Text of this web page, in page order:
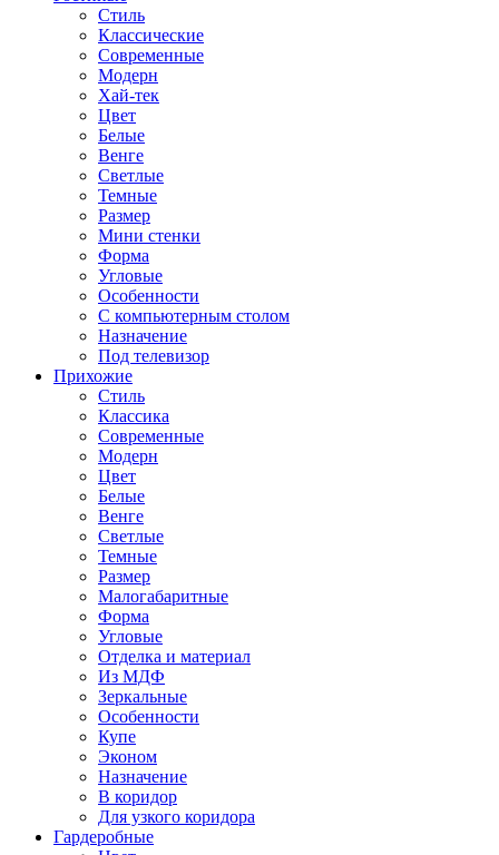
Стиль
Классические
Современные
Модерн
Хай-тек
Цвет
Белые
Венге
Светлые
Темные
Размер
Мини стенки
Форма
Угловые
Особенности
С компьютерным столом
Назначение
Под телевизор
Прихожие
Стиль
Классика
Современные
Модерн
Цвет
Белые
Венге
Светлые
Темные
Размер
Малогабаритные
Форма
Угловые
Отделка и материал
Из МДФ
Зеркальные
Особенности
Купе
Эконом
Назначение
В коридор
Для узкого коридора
Гардеробные